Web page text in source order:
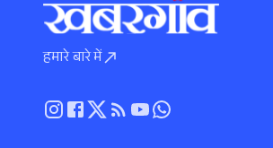
हमारे बारे में